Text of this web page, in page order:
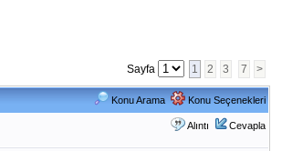
Sayfa 1 2 3 7 >
Konu Arama Konu Seçenekleri
Alıntı Cevapla